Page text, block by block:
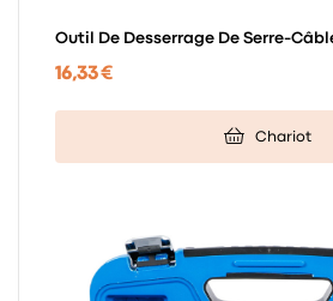
Outil De Desserrage De Serre-Câble
16,33 €
Chariot